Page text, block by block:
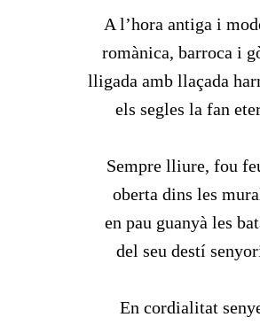
A l’hora antiga i
romànica, barroca i
lligada amb llaçada
els segles la fan
Sempre lliure, fou
oberta dins les
en pau guanyà les
del seu destí
En cordialitat